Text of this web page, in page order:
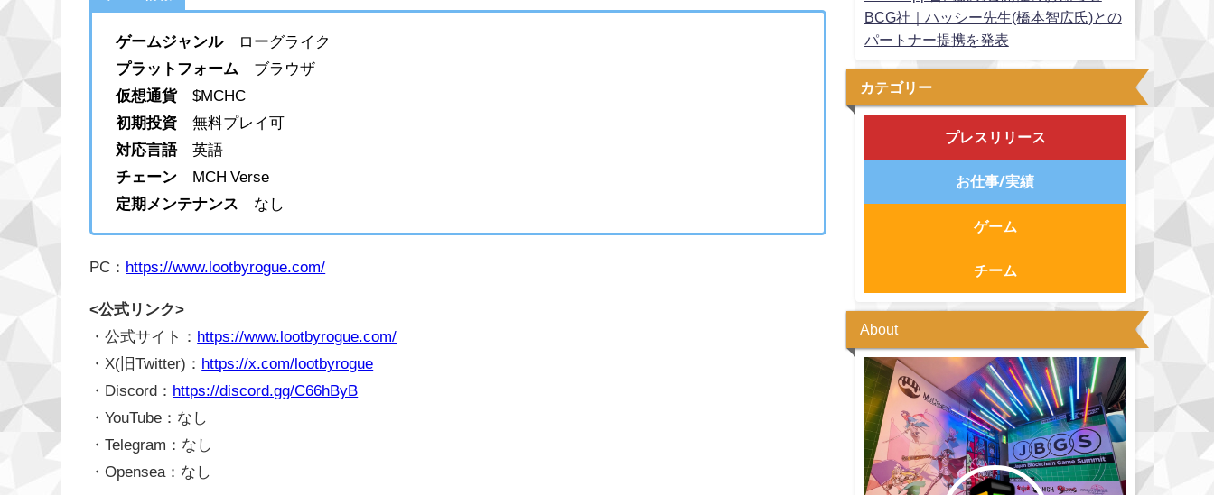
ゲームジャンルローグライク
プラットフォーム ブラウザ
仮想通貨$MCHC
初期投資無料プレイ可
対応言語英語
チェーンMCH Verse
定期メンテナンス
なし
PC： https://www.lootbyrogue.com/
<公式リンク>
・公式サイト： https://www.lootbyrogue.com/
・X(旧Twitter)： https://x.com/lootbyrogue
・Discord： https://discord.gg/C66hByB
・YouTube：なし
・Telegram：なし
・Opensea：なし
BCG社｜ハッシー先生(橋本智広氏)との
パートナー提携を発表
カテゴリー
プレスリリース
お仕事/実績
ゲーム
チーム
About